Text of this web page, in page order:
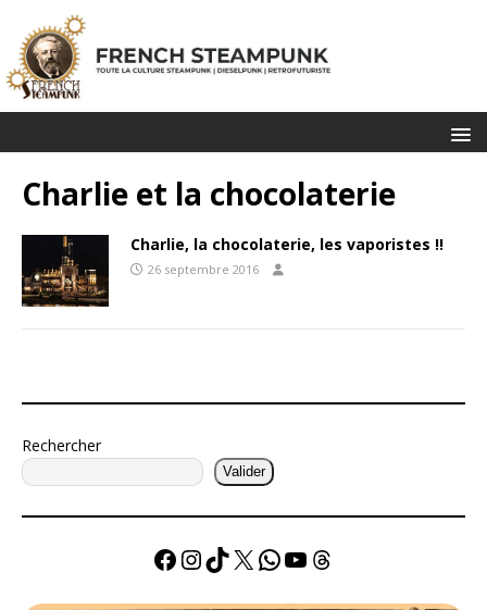
Charlie et la chocolaterie
Charlie, la chocolaterie, les vaporistes !!
26 septembre 2016
Rechercher
Valider